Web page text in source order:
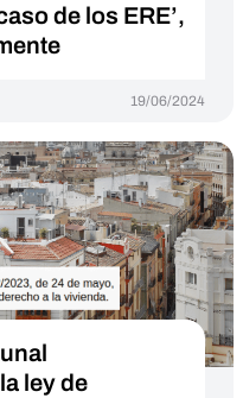
de los ERE’,
19/06/2024
ley de